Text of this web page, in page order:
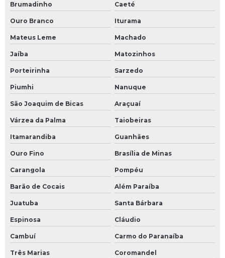
Brumadinho Caeté
Ouro Branco Iturama
Mateus Leme Machado
Jaíba Matozinhos
Porteirinha Sarzedo
Piumhi Nanuque
São Joaquim de Bicas Araçuaí
Várzea da Palma Taiobeiras
Itamarandiba Guanhães
Ouro Fino Brasília de Minas
Carangola Pompéu
Barão de Cocais Além Paraíba
Juatuba Santa Bárbara
Espinosa Cláudio
Cambuí Carmo do Paranaíba
Três Marias Coromandel